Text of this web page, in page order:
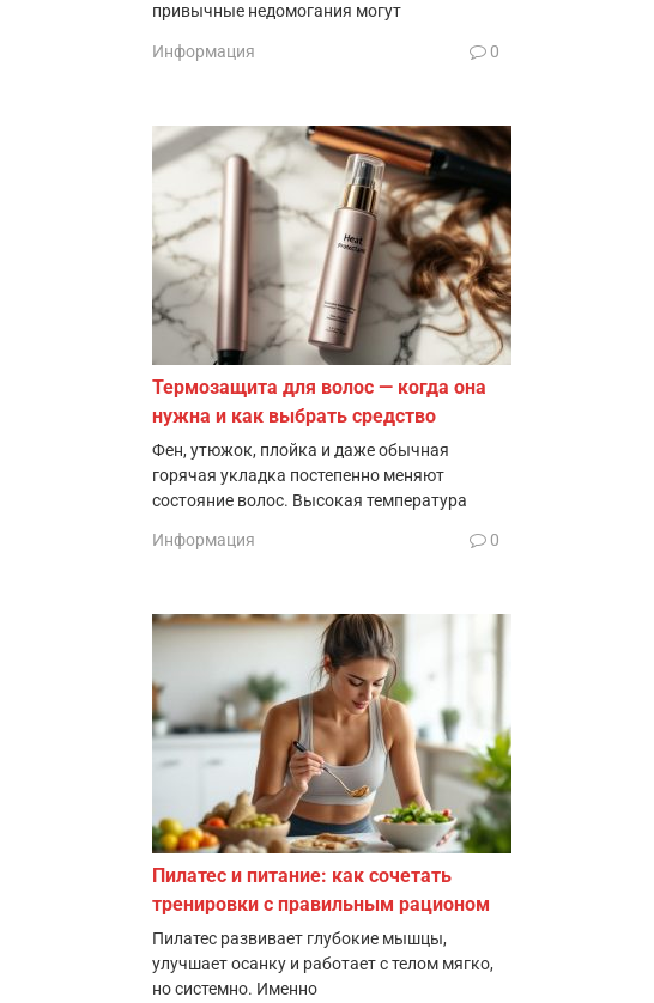
привычные недомогания могут
Информация 0
Термозащита для волос — когда она
нужна и как выбрать средство
Фен, утюжок, плойка и даже обычная
горячая укладка постепенно меняют
состояние волос. Высокая температура
Информация 0
Пилатес и питание: как сочетать
тренировки с правильным рационом
Пилатес развивает глубокие мышцы,
улучшает осанку и работает с телом мягко,
но системно. Именно